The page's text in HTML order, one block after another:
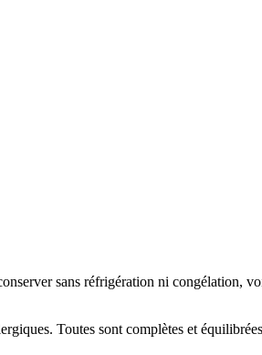
sans réfrigération ni congélation,
Toutes sont complètes et